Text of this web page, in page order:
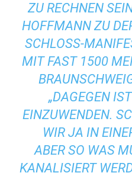
ZU RECHNEN
HOFFMANN ZU
SCHLOSS-
MIT FAST 1500
„DAGEGEN
EINZUWENDEN.
IR JA IN EINER
ABER SO WAS
KANALISIERT